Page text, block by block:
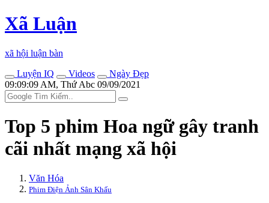
Xã Luận
xã hội luận bàn
Luyện IQ
Videos
Ngày Đẹp
09:09:09 AM, Thứ Abc 09/09/2021
Top 5 phim Hoa ngữ gây tranh
cãi nhất mạng xã hội
Văn Hóa
Phim Điện Ảnh Sân Khấu